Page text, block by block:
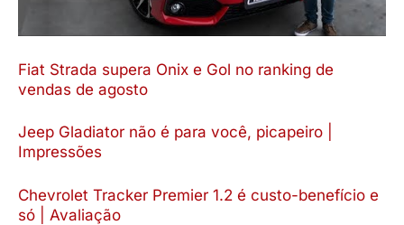
Fiat Strada supera Onix e Gol no ranking de
vendas de agosto
Jeep Gladiator não é para você, picapeiro |
Impressões
Chevrolet Tracker Premier 1.2 é custo-benefício e
só | Avaliação